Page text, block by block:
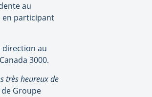
au
en participant
direction au
3000.
très heureux de
Groupe